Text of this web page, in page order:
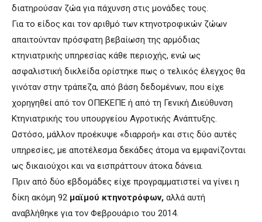
διατηρούσαν ζώα για πάχυνση στις μονάδες τους.
Για το είδος και τον αριθμό των κτηνοτροφικών ζώων
απαιτούνταν πρόσφατη βεβαίωση της αρμόδιας
κτηνιατρικής υπηρεσίας κάθε περιοχής, ενώ ως
ασφαλιστική δικλείδα ορίστηκε πως ο τελικός έλεγχος θα
γινόταν στην τράπεζα, από βάση δεδομένων, που είχε
χορηγηθεί από τον ΟΠΕΚΕΠΕ ή από τη Γενική Διεύθυνση
Κτηνιατρικής του υπουργείου Αγροτικής Ανάπτυξης.
Ωστόσο, μάλλον προέκυψε «διαρροή» και στις δύο αυτές
υπηρεσίες, με αποτέλεσμα δεκάδες άτομα να εμφανίζονται
ως δικαιούχοι και να εισπράττουν άτοκα δάνεια.
Πριν από δύο εβδομάδες είχε προγραμματιστεί να γίνει η
δίκη ακόμη 92 μαϊμού κτηνοτρόφων, αλλά αυτή
αναβλήθηκε για τον Φεβρουάριο του 2014.